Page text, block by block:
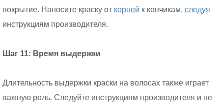
покрытие. Наносите краску от корней к кончикам, следуя
инструкциям производителя.
Шаг 11: Время выдержки
Длительность выдержки краски на волосах также играет
важную роль. Следуйте инструкциям производителя и не